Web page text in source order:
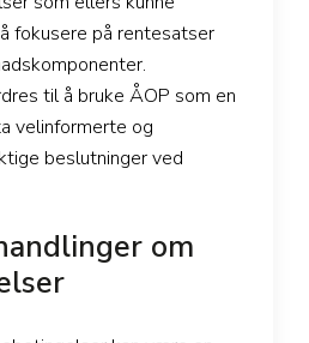
fokusere på rentesatser
til å bruke ÅOP som en
velinformerte og
beslutninger ved
om